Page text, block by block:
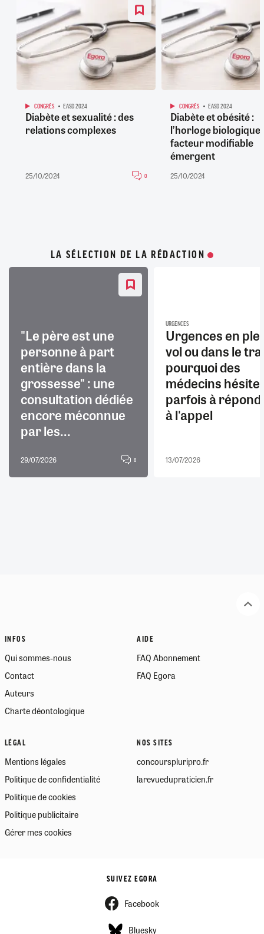
CONGRÈS EASD 2024
Diabète et sexualité : des
relations complexes
25/10/2024 0
CONGRÈS EASD 2024
Diabète et obésité :
l’horloge biologique,
facteur modifiable
émergent
25/10/2024
LA SÉLECTION DE LA RÉDACTION
"Le père est une
personne à part
entière dans la
grossesse" : une
consultation dédiée
encore méconnue
par les...
29/07/2026 8
URGENCES
Urgences en
vol ou dans le
pourquoi des
médecins
parfois à
à l'appel
13/07/2026
INFOS
Qui sommes-nous
Contact
Auteurs
Charte déontologique
AIDE
FAQ Abonnement
FAQ Egora
LÉGAL
Mentions légales
Politique de confidentialité
Politique de cookies
Politique publicitaire
Gérer mes cookies
NOS SITES
concourspluripro.fr
larevuedupraticien.fr
SUIVEZ EGORA
Facebook
Bluesky